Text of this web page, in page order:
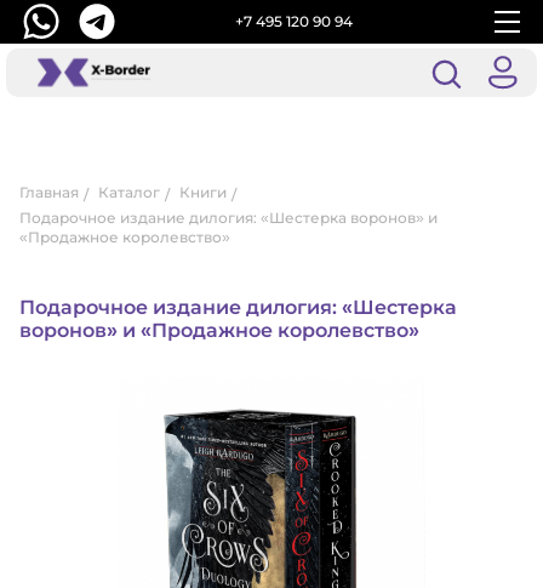
+7 495 120 90 94
Главная Каталог
Книги
Подарочное издание дилогия: «Шестерка воронов» и
«Продажное королевство»
Подарочное издание дилогия: «Шестерка
воронов» и «Продажное королевство»